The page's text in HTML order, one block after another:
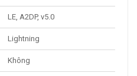
LE, A2DP, v5.0
Lightning
Không